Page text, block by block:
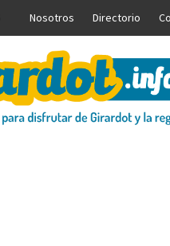
Nosotros Directorio